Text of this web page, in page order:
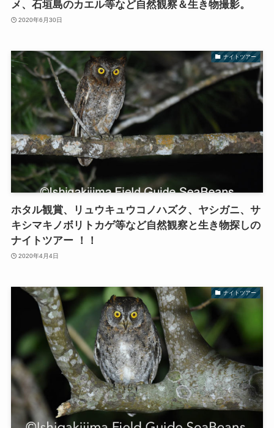
メ、石垣島のカエル等など自然観察＆生き物撮影。
2020年6月30日
ナイトツアー
ホタル観賞、リュウキュウコノハズク、ヤシガニ、サ
キシマキノボリトカゲ等など自然観察と生き物探しの
ナイトツアー ！！
2020年4月4日
ナイトツアー